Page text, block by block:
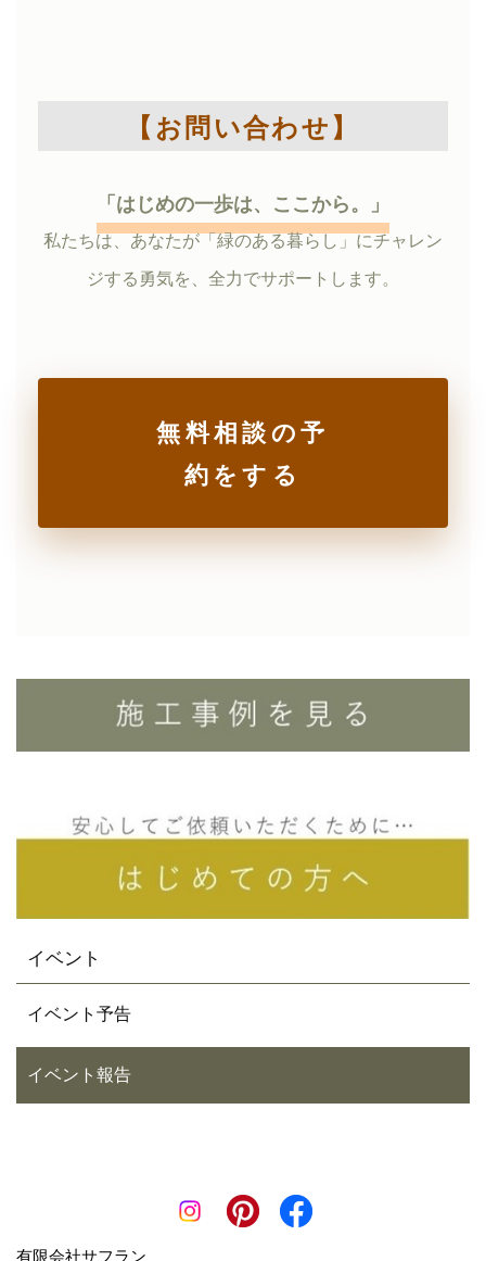
【お問い合わせ】
「はじめの一歩は、ここから。」
私たちは、あなたが「緑のある暮らし」にチャレン
ジする勇気を、全力でサポートします。
無料相談の予
約をする
イベント
イベント予告
イベント報告
有限会社サフラン